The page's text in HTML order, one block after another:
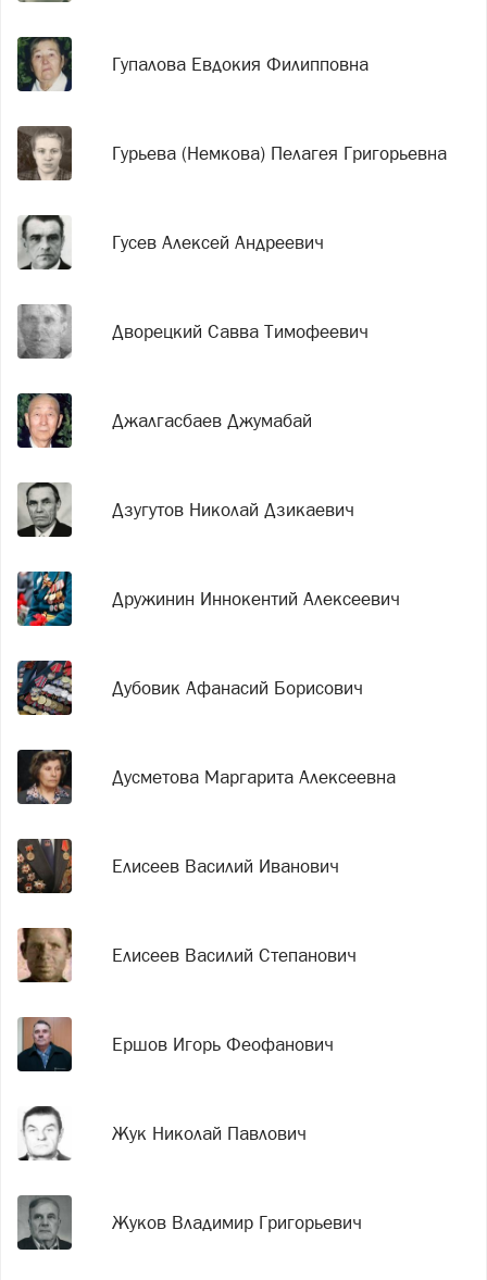
Гупалова Евдокия Филипповна
Гурьева (Немкова) Пелагея Григорьевна
Гусев Алексей Андреевич
Дворецкий Савва Тимофеевич
Джалгасбаев Джумабай
Дзугутов Николай Дзикаевич
Дружинин Иннокентий Алексеевич
Дубовик Афанасий Борисович
Дусметова Маргарита Алексеевна
Елисеев Василий Иванович
Елисеев Василий Степанович
Ершов Игорь Феофанович
Жук Николай Павлович
Жуков Владимир Григорьевич